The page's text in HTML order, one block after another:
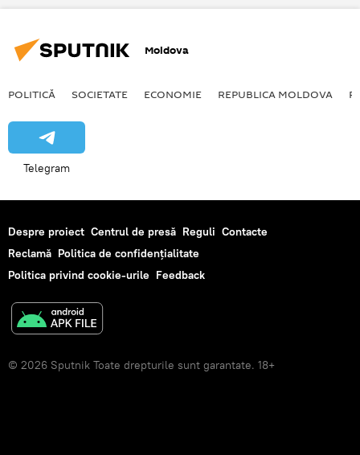
Moldova
POLITICĂ SOCIETATE ECONOMIE REPUBLICA MOLDOVA
Telegram
Despre proiect Centrul de presă Reguli Contacte
Reclamă Politica de confidențialitate
Politica privind cookie-urile Feedback
© 2026 Sputnik Toate drepturile sunt garantate. 18+